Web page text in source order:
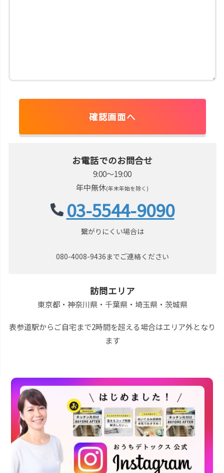
お電話でのお問合せ
9:00〜19:00
年中無休(年末年始を除く)
03-5544-9090
繋がりにくい場合は
080-4008-9436までご連絡ください
訪問エリア
東京都・神奈川県・千葉県・埼玉県・茨城県
表参道駅からご自宅まで2時間を超える場合はエリア外となり
ます